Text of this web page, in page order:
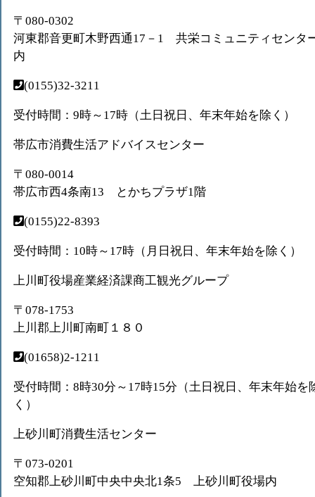
〒080-0302
河東郡音更町木野西通17－1 共栄コミュニティセンタ
内
(0155)32-3211
受付時間：9時～17時（土日祝日、年末年始を除く）
帯広市消費生活アドバイスセンター
〒080-0014
帯広市西4条南13 とかちプラザ1階
(0155)22-8393
受付時間：10時～17時（月日祝日、年末年始を除く）
上川町役場産業経済課商工観光グループ
〒078-1753
上川郡上川町南町１８０
(01658)2-1211
受付時間：8時30分～17時15分（土日祝日、年末年始を
く）
上砂川町消費生活センター
〒073-0201
空知郡上砂川町中央中央北1条5 上砂川町役場内